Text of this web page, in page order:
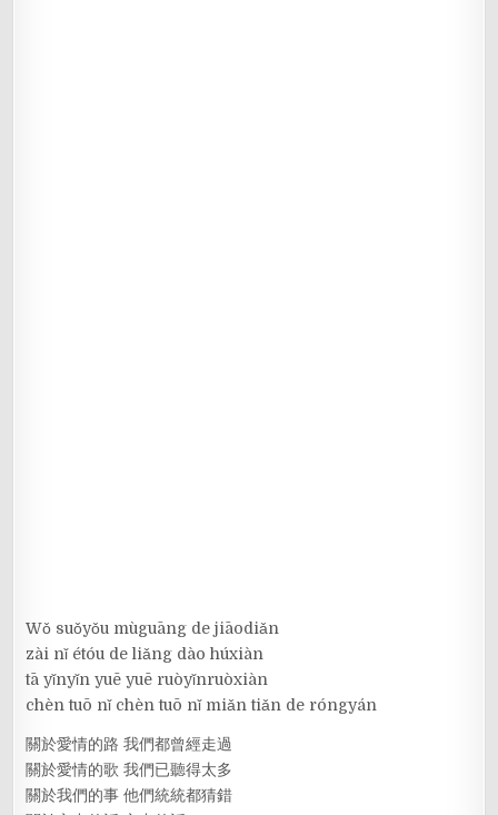
Wǒ suǒyǒu mùguāng de jiāodiǎn
zài nǐ étóu de liǎng dào húxiàn
tā yǐnyǐn yuē yuē ruòyǐnruòxiàn
chèn tuō nǐ chèn tuō nǐ miǎn tiǎn de róngyán
關於愛情的路 我們都曾經走過
關於愛情的歌 我們已聽得太多
關於我們的事 他們統統都猜錯